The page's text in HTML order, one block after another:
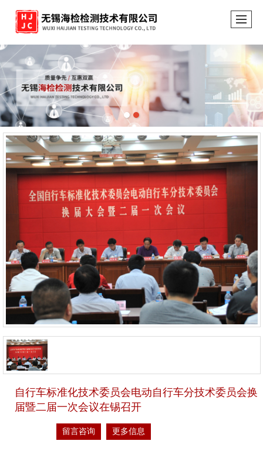
自行车标准化技术委员会电动自行车分技术委员会换
届暨二届一次会议在锡召开
留言咨询 更多信息